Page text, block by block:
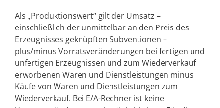
Als „Produktionswert“ gilt der Umsatz –
einschließlich der unmittelbar an den Preis des
Erzeugnisses geknüpften Subventionen –
plus/minus Vorratsveränderungen bei fertigen und
unfertigen Erzeugnissen und zum Wiederverkauf
erworbenen Waren und Dienstleistungen minus
Käufe von Waren und Dienstleistungen zum
Wiederverkauf. Bei E/A-Rechner ist keine